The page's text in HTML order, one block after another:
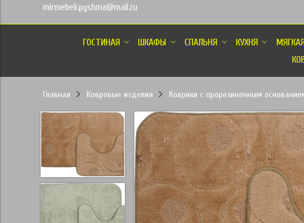
mirmebeli.pyshma@mail.ru
ГОСТИНАЯ ШКАФЫ СПАЛЬНЯ КУХНЯ
Главная Ковровые изделия Коврики с прорезиненным